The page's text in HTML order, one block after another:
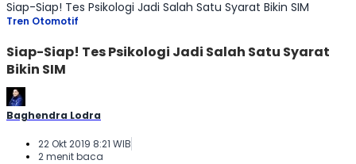
Siap-Siap! Tes Psikologi Jadi Salah Satu Syarat Bikin SIM
Tren Otomotif
Siap-Siap! Tes Psikologi Jadi Salah Satu Syarat
Bikin SIM
Baghendra Lodra
22 Okt 2019 8:21 WIB
2 menit baca